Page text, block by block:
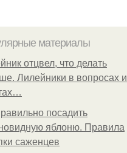
материалы
отцвел, что делать
Лилейники в вопросах и
посадить
яблоню. Правила
саженцев